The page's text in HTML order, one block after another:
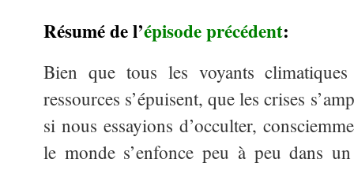
Résumé de l’épisode précédent:
Bien que tous les voyants
ressources s’épuisent, que les crises
si nous essayions d’occulter,
le monde s’enfonce peu à peu dans